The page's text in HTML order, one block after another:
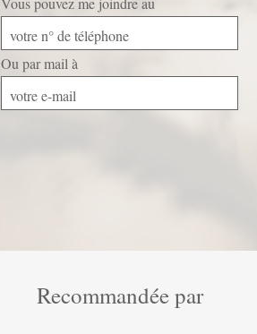
votre n° de téléphone
Ou par mail à
votre e-mail
Recommandée par